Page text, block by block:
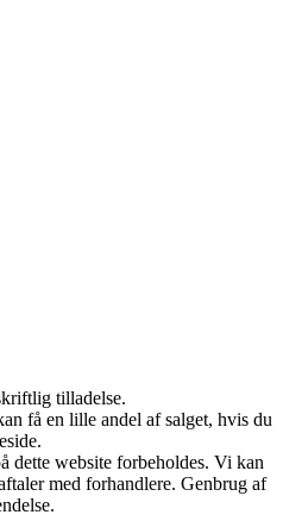
tilladelse.
få en lille andel af salget, hvis du
dette website forbeholdes. Vi kan
med forhandlere. Genbrug af